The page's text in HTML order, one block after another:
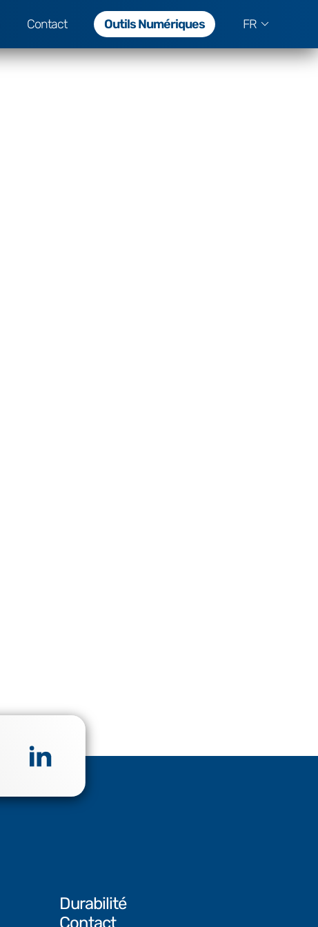
Contact Outils Numériques FR
Durabilité
Contact